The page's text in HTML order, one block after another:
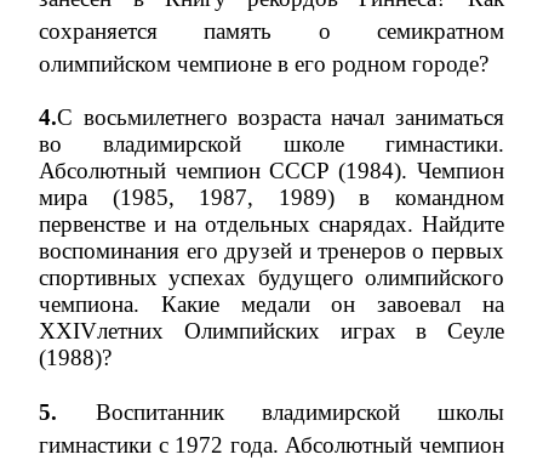
сохраняется память о семикратном
олимпийском чемпионе в его родном городе?
4.С восьмилетнего возраста начал заниматься
во владимирской школе гимнастики.
Абсолютный чемпион СССР (1984). Чемпион
мира (1985, 1987, 1989)в командном
первенстве и на отдельных снарядах. Найдите
воспоминания его друзей и тренеров о первых
спортивных успехах будущего олимпийского
чемпиона.Какие медали он завоевал на
XXIVлетних Олимпийских играх в Сеуле
(1988)?
5. Воспитанник владимирской школы
гимнастики с 1972 года. Абсолютный чемпион